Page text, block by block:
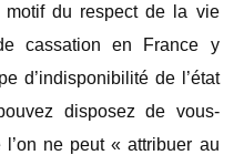
du respect de la vie
cassation en France y
d’indisponibilité de l’état
disposez de vous-
ne peut « attribuer au